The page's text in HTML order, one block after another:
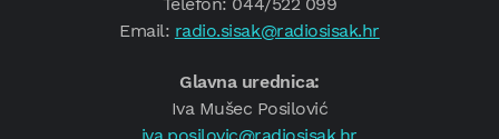
Telefon: 044/522 099
Email: radio.sisak@radiosisak.hr
Glavna urednica:
Iva Mušec Posilović